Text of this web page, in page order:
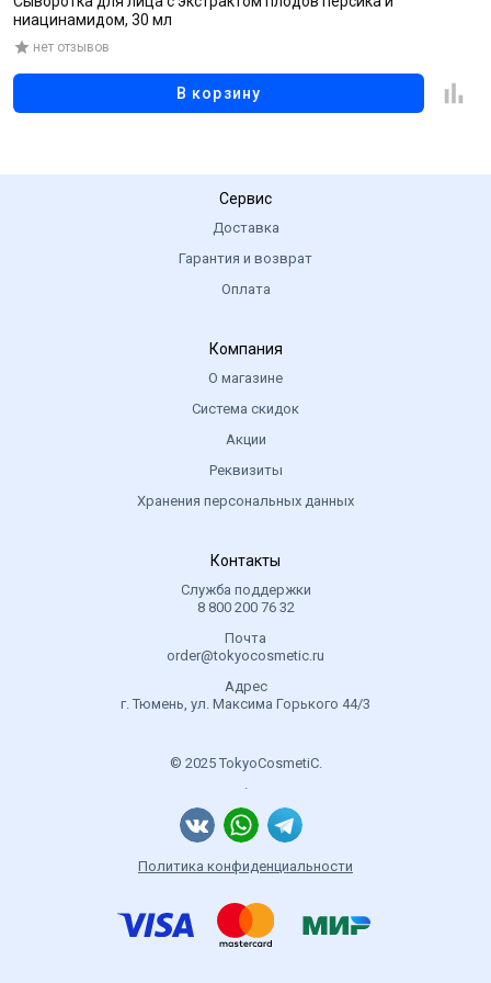
ниацинамидом, 30 мл
нет отзывов
В корзину
Сервис
Доставка
Гарантия и возврат
Оплата
Компания
О магазине
Система скидок
Акции
Реквизиты
Хранения персональных данных
Контакты
Служба поддержки
8 800 200 76 32
Почта
order@tokyocosmetic.ru
Адрес
г. Тюмень, ул. Максима Горького 44/3
© 2025 TokyoCosmetiC.
.
Политика конфиденциальности